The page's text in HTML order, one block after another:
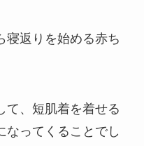
寝返りを始める赤ち
て、短肌着を着せる
なってくることでし